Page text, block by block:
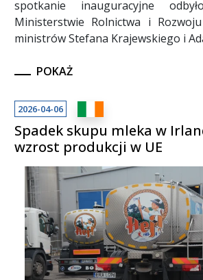
spotkanie inauguracyjne
Ministerstwie Rolnictwa i
ministrów Stefana Krajewskiego i
POKAŻ
2026-04-06
Spadek skupu mleka w
wzrost produkcji w UE